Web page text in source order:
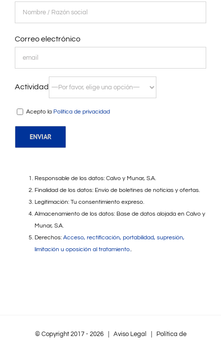
Correo electrónico
Actividad
Acepto la Política de privacidad
Responsable de los datos: Calvo y Munar, S.A.
Finalidad de los datos: Envío de boletines de noticias y ofertas.
Legitimación: Tu consentimiento expreso.
Almacenamiento de los datos: Base de datos alojada en Calvo y
Munar, S.A.
Derechos: Acceso, rectificación, portabilidad, supresión,
limitación u oposición al tratamiento..
© Copyright 2017 - 2026 | Aviso Legal Política de